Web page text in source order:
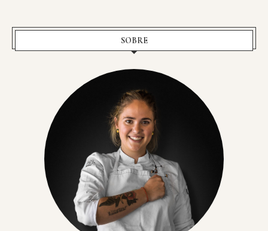
SOBRE